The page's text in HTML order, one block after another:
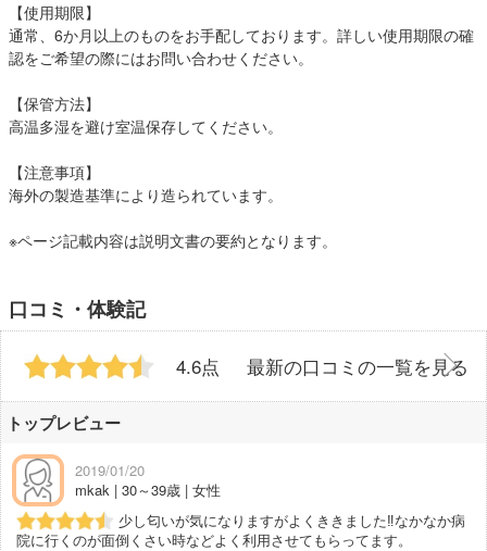
【使用期限】
通常、6か月以上のものをお手配しております。詳しい使用期限の確
認をご希望の際にはお問い合わせください。
【保管方法】
高温多湿を避け室温保存してください。
【注意事項】
海外の製造基準により造られています。
※ページ記載内容は説明文書の要約となります。
口コミ・体験記
4.6点 最新の口コミの一覧を見る
トップレビュー
2019/01/20
mkak | 30～39歳 | 女性
少し匂いが気になりますがよくききました‼なかなか病
院に行くのが面倒くさい時などよく利用させてもらってます。